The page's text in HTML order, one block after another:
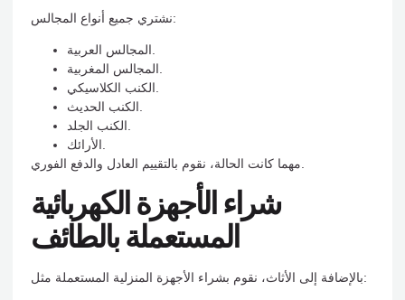
نشتري جميع أنواع المجالس:
المجالس العربية.
المجالس المغربية.
الكنب الكلاسيكي.
الكنب الحديث.
الكنب الجلد.
الأرائك.
مهما كانت الحالة، نقوم بالتقييم العادل والدفع الفوري.
شراء الأجهزة الكهربائية
المستعملة بالطائف
بالإضافة إلى الأثاث، نقوم بشراء الأجهزة المنزلية المستعملة مثل: